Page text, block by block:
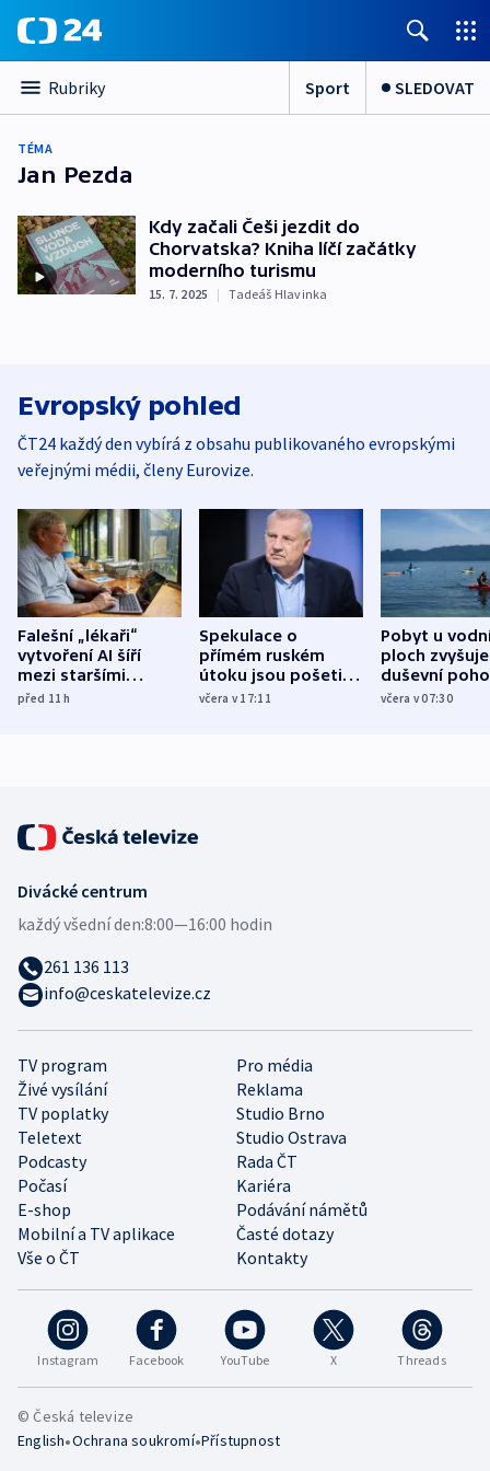
Rubriky Sport SLEDOVAT
TÉMA
Jan Pezda
Kdy začali Češi jezdit do
Chorvatska? Kniha líčí začátky
moderního turismu
15. 7. 2025 | Tadeáš Hlavinka
Evropský pohled
ČT24 každý den vybírá z obsahu publikovaného evropskými
veřejnými médii, členy Eurovize.
Falešní „lékaři“
vytvoření AI šíří
mezi staršími
Poláky nebezpečné
před 11h
Spekulace o
přímém ruském
útoku jsou pošetilé,
míní estonský
včera v 17:11
Pobyt u
ploch zvyšuje
duševní
ukázala
včera v 07:30
Instagram Facebook YouTube X Threads
TV program
Pro média
Živé vysílání
Reklama
TV poplatky
Studio Brno
Teletext
Studio Ostrava
Podcasty
Rada ČT
Počasí
Kariéra
E-shop
Podávání námětů
Mobilní a TV aplikace
Časté dotazy
Vše o ČT
Kontakty
Divácké centrum
každý všední den:8:00—16:00 hodin
261 136 113
info@ceskatelevize.cz
© Česká televize
English•Ochrana soukromí•Přístupnost